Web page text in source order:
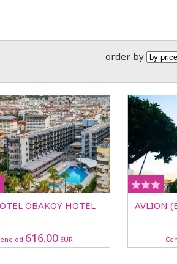
order by
OBAKOY HOTEL
od 616.00EUR
AVLION